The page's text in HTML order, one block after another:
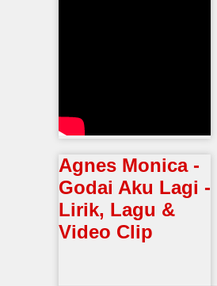
Agnes Monica -
Godai Aku Lagi -
Lirik, Lagu &
Video Clip